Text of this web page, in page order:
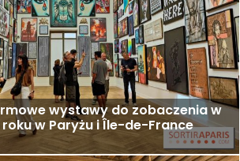
wystawy do zobaczenia w
w Paryżu i Île-de-France